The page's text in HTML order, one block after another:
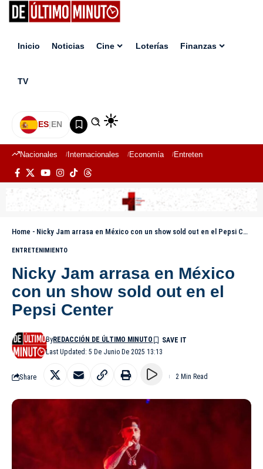
Inicio Noticias Cine Loterías Finanzas
TV
ES|EN
Nacionales Internacionales Economía Entretenimiento
Home - Nicky Jam arrasa en México con un show sold out en el Pepsi Center
ENTRETENIMIENTO
Nicky Jam arrasa en México
con un show sold out en el
Pepsi Center
Last Updated: 5 De Junio De 2025 13:13
ByREDACCIÓN DE ÚLTIMO MINUTO
Share 2 Min Read